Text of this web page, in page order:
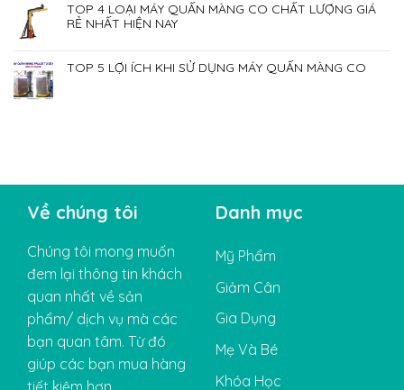
TOP 4 LOẠI MÁY QUẤN MÀNG CO CHẤT LƯỢNG GIÁ
RẺ NHẤT HIỆN NAY
TOP 5 LỢI ÍCH KHI SỬ DỤNG MÁY QUẤN MÀNG CO
Về chúng tôi
Chúng tôi mong muốn
đem lại thông tin khách
quan nhất về sản
phẩm/ dịch vụ mà các
bạn quan tâm. Từ đó
giúp các bạn mua hàng
Danh mục
Mỹ Phẩm
Giảm Cân
Gia Dụng
Mẹ Và Bé
Khóa Học